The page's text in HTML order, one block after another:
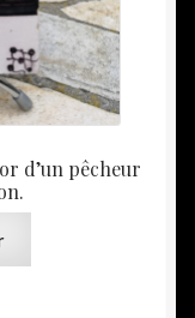
d’un pêcheur